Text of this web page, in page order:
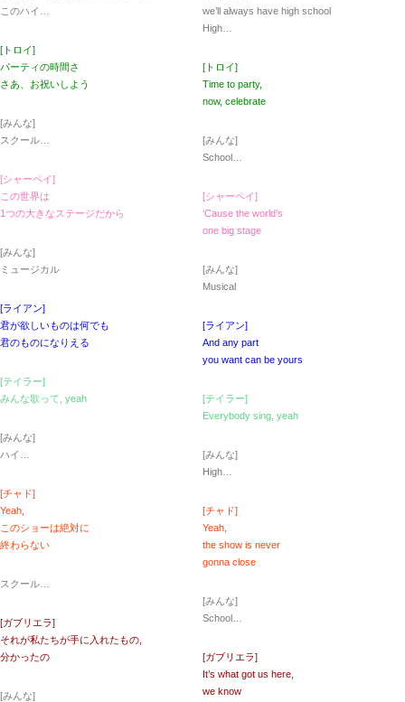
このハイ…
[トロイ]
パーティの時間さ
さあ、お祝いしよう
[みんな]
スクール…
[シャーペイ]
この世界は
1つの大きなステージだから
[みんな]
ミュージカル
[ライアン]
君が欲しいものは何でも
君のものになりえる
[テイラー]
みんな歌って, yeah
[みんな]
ハイ…
[チャド]
Yeah,
このショーは絶対に
終わらない
スクール…
[ガブリエラ]
それが私たちが手に入れたもの,
分かったの
[みんな]
we’ll always have high school
High…
[トロイ]
Time to party,
now, celebrate
[みんな]
School…
[シャーペイ]
‘Cause the world’s
one big stage
[みんな]
Musical
[ライアン]
And any part
you want can be yours
[テイラー]
Everybody sing, yeah
[みんな]
High…
[チャド]
Yeah,
the show is never
gonna close
[みんな]
School…
[ガブリエラ]
It’s what got us here,
we know